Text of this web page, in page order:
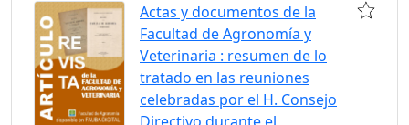
Actas y documentos de la
Facultad de Agronomía y
Veterinaria : resumen de lo
tratado en las reuniones
celebradas por el H. Consejo